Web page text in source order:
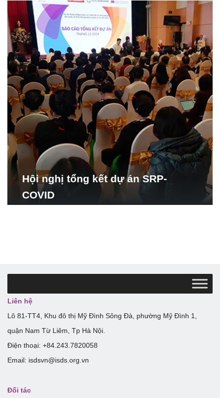
Hội nghị tổng kết dự án SRP-
COVID
Liên hệ
Lô 81-TT4, Khu đô thị Mỹ Đình Sông Đà, phường Mỹ Đình 1,
quận Nam Từ Liêm, Tp Hà Nội.
Điện thoại: +84.243.7820058
Email: isdsvn@isds.org.vn
Đối tác